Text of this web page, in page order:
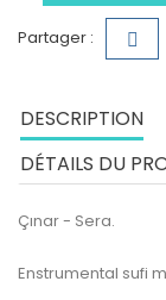
Partager :
DESCRIPTION
DÉTAILS DU
Çınar - Sera.
Enstrumental sufi